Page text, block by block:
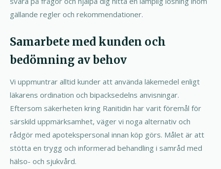
gällande regler och rekommendationer.
Samarbete med kunden och
bedömning av behov
Vi uppmuntrar alltid kunder att använda läkemedel enligt
läkarens ordination och bipacksedelns anvisningar.
Eftersom säkerheten kring Ranitidin har varit föremål för
särskild uppmärksamhet, väger vi noga alternativ och
rådgör med apotekspersonal innan köp görs. Målet är att
stötta en trygg och informerad behandling i samråd med
hälso- och sjukvård.